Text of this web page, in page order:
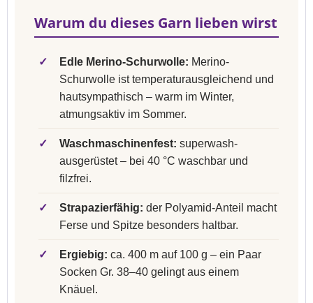
Warum du dieses Garn lieben wirst
✓ Edle Merino-Schurwolle: Merino-
Schurwolle ist temperaturausgleichend und
hautsympathisch – warm im Winter,
atmungsaktiv im Sommer.
✓ Waschmaschinenfest: superwash-
ausgerüstet – bei 40 °C waschbar und
filzfrei.
✓ Strapazierfähig: der Polyamid-Anteil macht
Ferse und Spitze besonders haltbar.
✓ Ergiebig: ca. 400 m auf 100 g – ein Paar
Socken Gr. 38–40 gelingt aus einem
Knäuel.